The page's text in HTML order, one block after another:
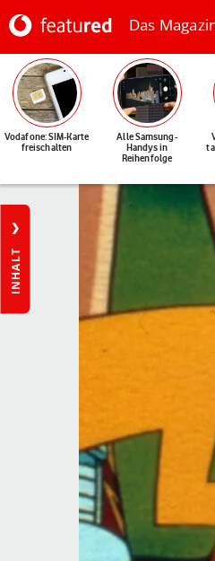
Das
Vodafone: SIM-Karte
freischalten
Alle Samsung-
Handys in
Reihenfolge
INHALT